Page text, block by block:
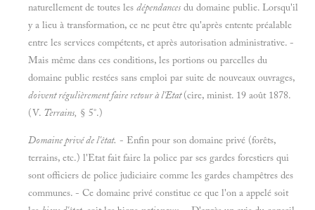
naturellement de toutes les dépendances du domaine publie. Lorsqu'il
y a lieu à transformation, ce ne peut être qu'après entente préalable
entre les services compétents, et après autorisation administrative. -
Mais même dans ces conditions, les portions ou parcelles du
domaine public restées sans emploi par suite de nouveaux ouvrages,
doivent régulièrement faire retour à l'Etat(cire, minist. 19 août 1878.
(V. Terrains, § 5°.)
Domaine privé de l'êtat. - Enfin pour son domaine privé (forêts,
terrains, etc.) l'Etat fait faire la police par ses gardes forestiers qui
sont officiers de police judiciaire comme les gardes champêtres des
communes. - Ce domaine privé constitue ce que l'on a appelé soit